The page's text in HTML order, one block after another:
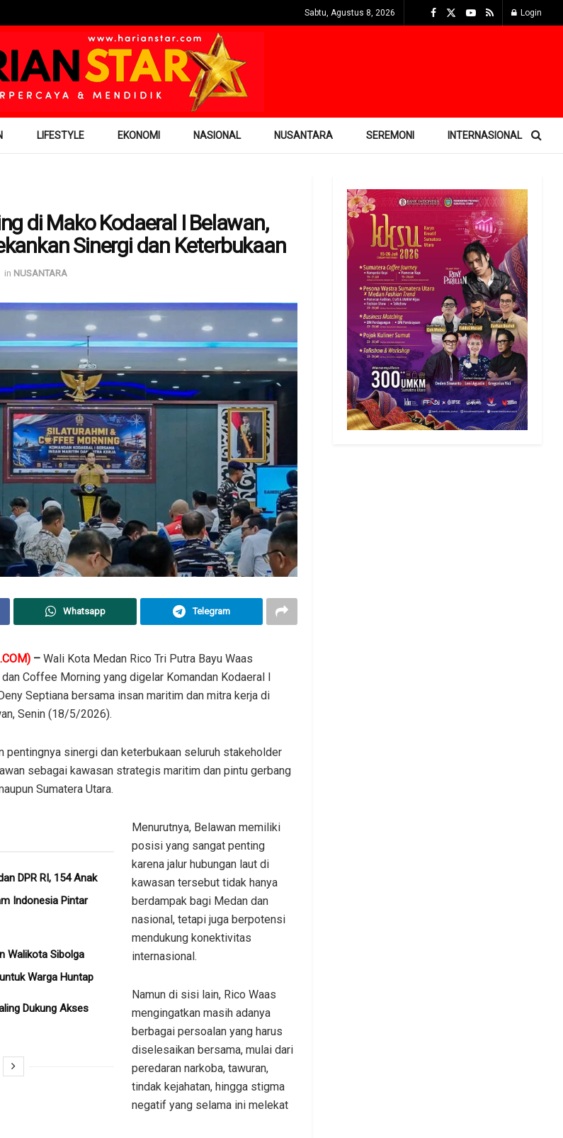
Sabtu, Agustus 8, 2026 Login
LIFESTYLE EKONOMI NASIONAL NUSANTARA SEREMONI INTERNASIONAL
di Mako Kodaeral I Belawan,
Sinergi dan Keterbukaan
in NUSANTARA
Whatsapp Telegram
– Wali Kota Medan Rico Tri Putra Bayu Waas
Coffee Morning yang digelar Komandan Kodaeral I
Septiana bersama insan maritim dan mitra kerja di
Senin (18/5/2026).
pentingnya sinergi dan keterbukaan seluruh stakeholder
sebagai kawasan strategis maritim dan pintu gerbang
Sumatera Utara.
DPR RI, 154 Anak
Indonesia Pintar
Walikota Sibolga
Warga Huntap
Dukung Akses
Menurutnya, Belawan memiliki
posisi yang sangat penting
karena jalur hubungan laut di
kawasan tersebut tidak hanya
berdampak bagi Medan dan
nasional, tetapi juga berpotensi
mendukung konektivitas
internasional.
Namun di sisi lain, Rico Waas
mengingatkan masih adanya
berbagai persoalan yang harus
diselesaikan bersama, mulai dari
peredaran narkoba, tawuran,
tindak kejahatan, hingga stigma
negatif yang selama ini melekat